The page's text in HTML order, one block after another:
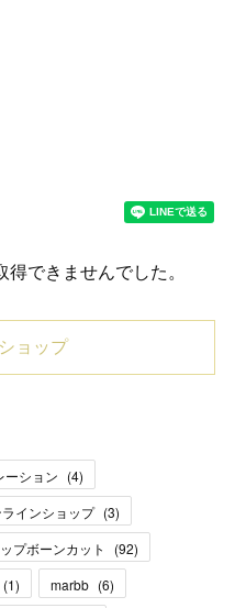
できませんでした。
ョップ
ーション (4)
インショップ (3)
プボーンカット (92)
(1) marbb (6)